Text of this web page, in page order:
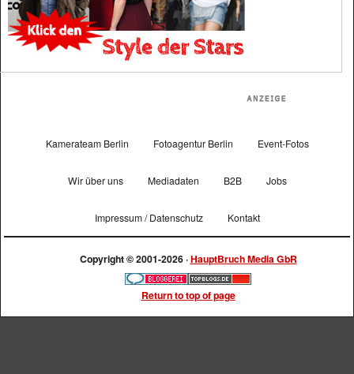
Kamerateam Berlin Fotoagentur Berlin Event-Fotos
Wir über uns Mediadaten B2B Jobs
Impressum / Datenschutz Kontakt
Copyright © 2001-2026 ·HauptBruch Media GbR
Return to top of page